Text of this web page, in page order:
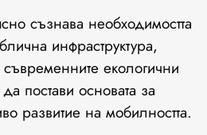
съзнава необходимостта
инфраструктура,
съвременните екологични
постави основата за
развитие на мобилността.